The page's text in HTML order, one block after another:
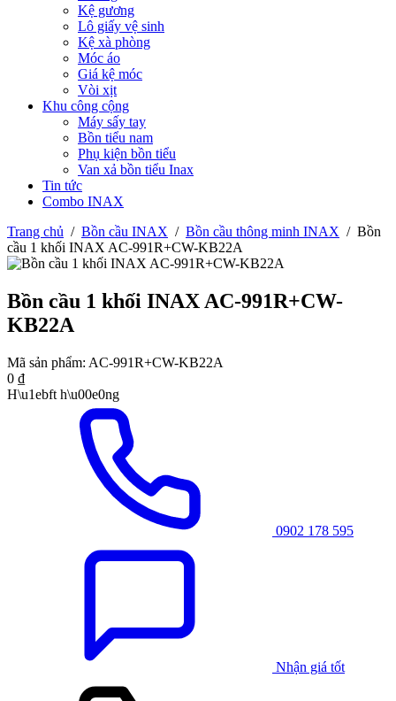
Kệ gương
Lô giấy vệ sinh
Kệ xà phòng
Móc áo
Giá kệ móc
Vòi xịt
Khu công cộng
Máy sấy tay
Bồn tiểu nam
Phụ kiện bồn tiểu
Van xả bồn tiểu Inax
Tin tức
Combo INAX
Trang chủ / Bồn cầu INAX / Bồn cầu thông minh INAX / Bồn
cầu 1 khối INAX AC-991R+CW-KB22A
Bồn cầu 1 khối INAX AC-991R+CW-
KB22A
Mã sản phẩm: AC-991R+CW-KB22A
0 ₫
H\u1ebft h\u00e0ng
0902 178 595
Nhận giá tốt